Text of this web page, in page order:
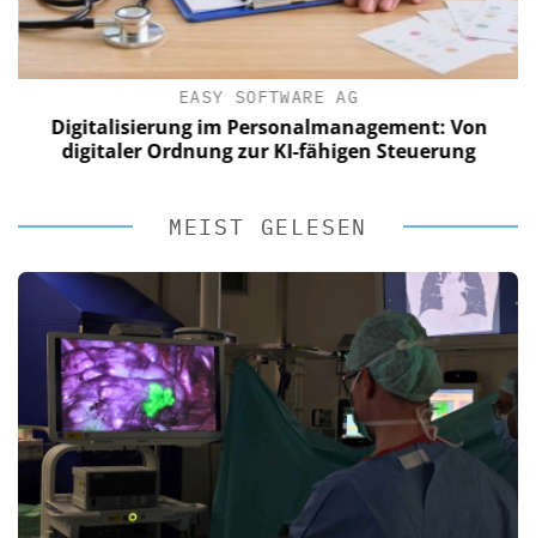
EASY SOFTWARE AG
Digitalisierung im Personalmanagement: Von
digitaler Ordnung zur KI-fähigen Steuerung
MEIST GELESEN